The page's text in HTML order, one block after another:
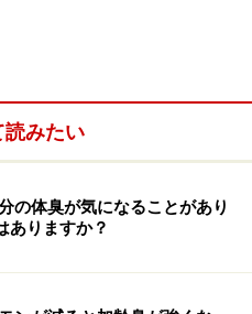
読みたい
の体臭が気になることがあり
ありますか？